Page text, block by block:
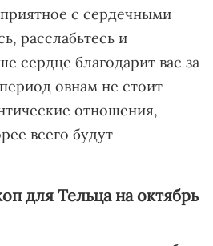
с сердечными
расслабьтесь и
сердце благодарит вас за
овнам не стоит
отношения,
всего будут
для Тельца на октябрь